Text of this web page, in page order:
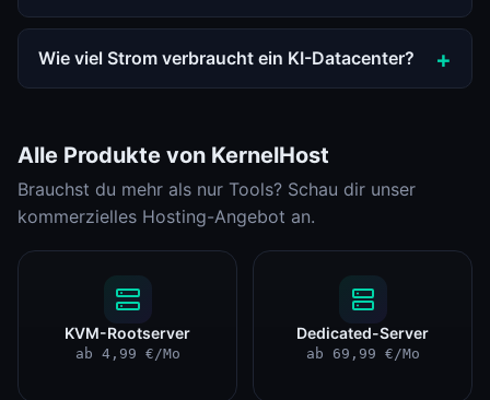
Wie viel Strom verbraucht ein KI-Datacenter?
Alle Produkte von KernelHost
Brauchst du mehr als nur Tools? Schau dir unser
kommerzielles Hosting-Angebot an.
KVM-Rootserver
ab 4,99 €/Mo
Dedicated-Server
ab 69,99 €/Mo